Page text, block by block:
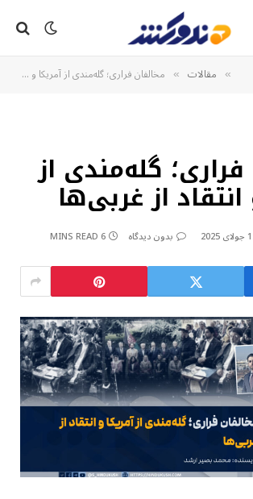
» مقالات » مخالفان فراری؛ گله‌مندی از آمریکا و انتقاد از غربی‌ها
گله‌مندی از
از غربی‌ها
بدون دیدگاه 6 MINS READ